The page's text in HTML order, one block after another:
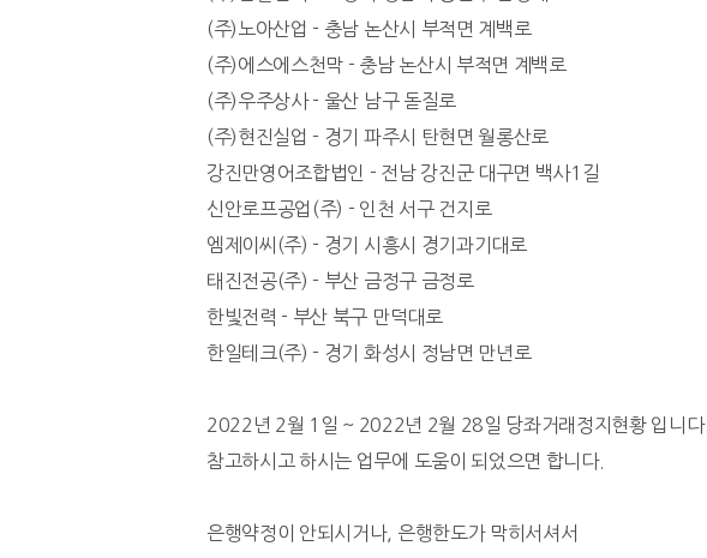
(주)노아산업 - 충남 논산시 부적면 계백로
(주)에스에스천막 - 충남 논산시 부적면 계백로
(주)우주상사 - 울산 남구 돋질로
(주)현진실업 - 경기 파주시 탄현면 월롱산로
강진만영어조합법인 - 전남 강진군 대구면 백사1길
신안로프공업(주) - 인천 서구 건지로
엠제이씨(주) - 경기 시흥시 경기과기대로
태진전공(주) - 부산 금정구 금정로
한빛전력 - 부산 북구 만덕대로
한일테크(주) - 경기 화성시 정남면 만년로
2022년 2월 1일 ~ 2022년 2월 28일 당좌거래정지현황 입니다.
참고하시고 하시는 업무에 도움이 되었으면 합니다.
은행약정이 안되시거나, 은행한도가 막히서셔서